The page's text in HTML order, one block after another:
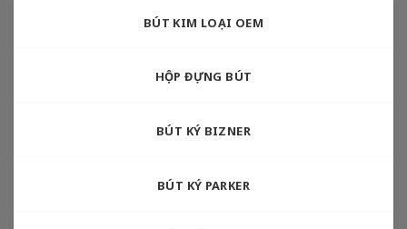
BÚT KIM LOẠI OEM
HỘP ĐỰNG BÚT
BÚT KÝ BIZNER
BÚT KÝ PARKER